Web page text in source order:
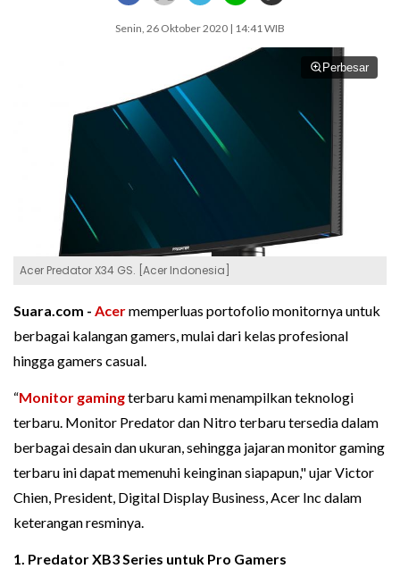
Senin, 26 Oktober 2020 | 14:41 WIB
Perbesar
Acer Predator X34 GS. [Acer Indonesia]
Suara.com - Acermemperluas portofolio monitornya untuk
berbagai kalangan gamers, mulai dari kelas profesional
hingga gamers casual.
“Monitor gamingterbaru kami menampilkan teknologi
terbaru. Monitor Predator dan Nitro terbaru tersedia dalam
berbagai desain dan ukuran, sehingga jajaran monitor gaming
terbaru ini dapat memenuhi keinginan siapapun," ujar Victor
Chien, President, Digital Display Business, Acer Inc dalam
keterangan resminya.
1. Predator XB3 Series untuk Pro Gamers